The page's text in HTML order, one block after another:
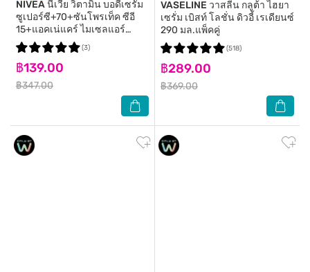
NIVEAนีเวีย วิตามิน บอดี้เซรั่ม
ซูเปอร์ซี+70+ซันโพรเท็ค ซีอี
15+แอคเน่แคร์ ไมเซลแอร์
125มล
฿139.00
฿347.00
(3)
VASELINE วาสลีน กลูต้า ไฮยา
เซรั่ม เบิสท์ โลชั่น ดิวอี้ เรเดียนซ์
290 มล.แพ็คคู่
฿289.00
฿369.00
(518)